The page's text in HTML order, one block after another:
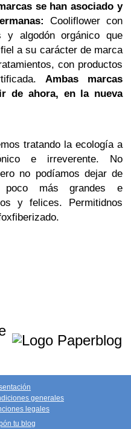
se han asociado y
Cooliflower con
y algodón orgánico que
a su carácter de marca
con productos
Ambas marcas
de ahora, en la nueva
tratando la ecología a
e irreverente. No
no podíamos dejar de
más grandes e
y felices. Permitidnos
generales
legales
tu blog